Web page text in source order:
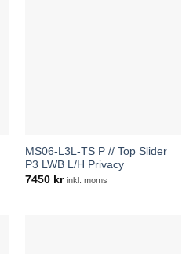
MS06-L3L-TS P // Top Slider
P3 LWB L/H Privacy
7450 kr inkl. moms